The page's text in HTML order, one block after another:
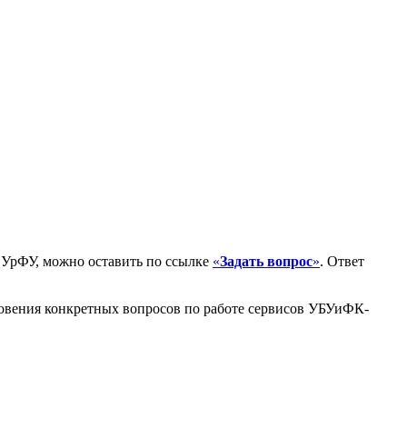
можно оставить по ссылке «Задать вопрос». Ответ
конкретных вопросов по работе сервисов УБУиФК-